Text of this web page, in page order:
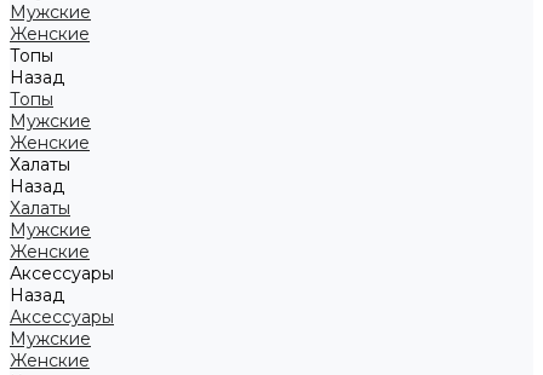
Мужские
Женские
Топы
Назад
Топы
Мужские
Женские
Халаты
Назад
Халаты
Мужские
Женские
Аксессуары
Назад
Аксессуары
Мужские
Женские